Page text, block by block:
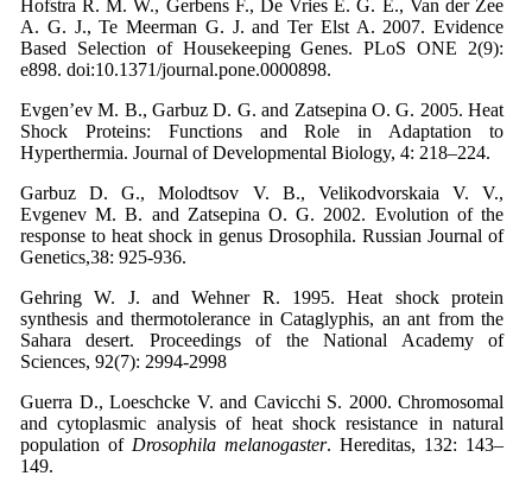
Hofstra R. M. W., Gerbens F., De Vries E. G. E., Van der Zee
A. G. J., Te Meerman G. J. and Ter Elst A. 2007. Evidence
Based Selection of Housekeeping Genes. PLoS ONE 2(9):
e898. doi:10.1371/journal.pone.0000898.
Evgen’ev M. B., Garbuz D. G. and Zatsepina O. G. 2005. Heat
Shock Proteins: Functions and Role in Adaptation to
Hyperthermia. Journal of Developmental Biology, 4: 218–224.
Garbuz D. G., Molodtsov V. B., Velikodvorskaia V. V.,
Evgenev M. B. and Zatsepina O. G. 2002. Evolution of the
response to heat shock in genus Drosophila. Russian Journal of
Genetics,38: 925-936.
Gehring W. J. and Wehner R. 1995. Heat shock protein
synthesis and thermotolerance in Cataglyphis, an ant from the
Sahara desert. Proceedings of the National Academy of
Sciences, 92(7): 2994-2998
Guerra D., Loeschcke V. and Cavicchi S. 2000. Chromosomal
and cytoplasmic analysis of heat shock resistance in natural
population of Drosophila melanogaster. Hereditas, 132: 143–
149.